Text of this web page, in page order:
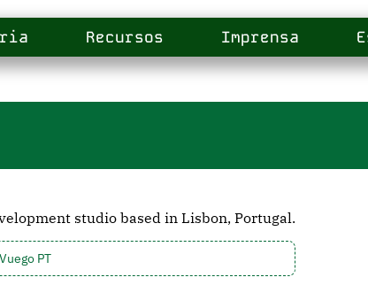
Recursos Imprensa
studio based in Lisbon, Portugal.
PT